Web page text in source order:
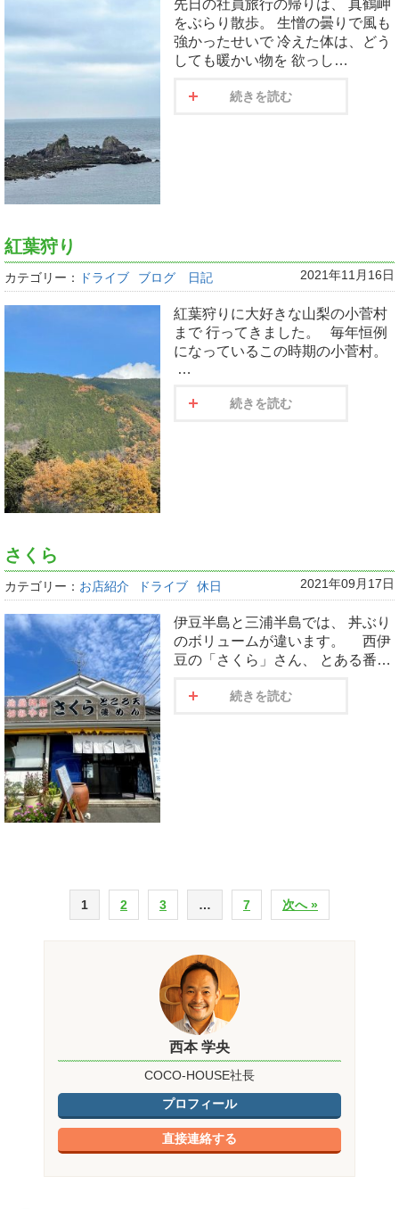
先日の社員旅行の帰りは、 真鶴岬
をぶらり散歩。 生憎の曇りで風も
強かったせいで 冷えた体は、どう
しても暖かい物を 欲っし…
続きを読む
紅葉狩り
カテゴリー： ドライブ ブログ 日記 2021年11月16日
紅葉狩りに大好きな山梨の小菅村
まで 行ってきました。 毎年恒例
になっているこの時期の小菅村。
…
続きを読む
さくら
カテゴリー： お店紹介 ドライブ 休日 2021年09月17日
伊豆半島と三浦半島では、 丼ぶり
のボリュームが違います。 西伊
豆の「さくら」さん、 とある番…
続きを読む
1 2 3 … 7 次へ »
西本 学央
COCO-HOUSE社長
プロフィール
直接連絡する